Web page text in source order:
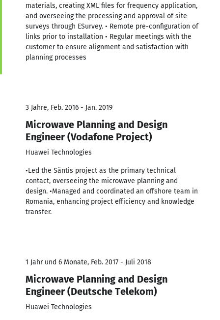
materials, creating XML files for frequency application,
and overseeing the processing and approval of site
surveys through ESurvey. • Remote pre-configuration of
links prior to installation • Regular meetings with the
customer to ensure alignment and satisfaction with
planning processes
3 Jahre, Feb. 2016 - Jan. 2019
Microwave Planning and Design
Engineer (Vodafone Project)
Huawei Technologies
•Led the Säntis project as the primary technical
contact, overseeing the microwave planning and
design. •Managed and coordinated an offshore team in
Romania, enhancing project efficiency and knowledge
transfer.
1 Jahr und 6 Monate, Feb. 2017 - Juli 2018
Microwave Planning and Design
Engineer (Deutsche Telekom)
Huawei Technologies